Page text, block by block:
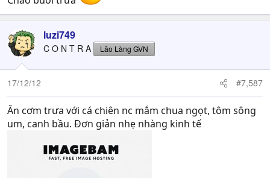
luzi749
C O N T R A Lão Làng GVN
17/12/12 #7,587
Ăn cơm trưa với cá chiên nc mắm chua ngọt, tôm sông
um, canh bầu. Đơn giản nhẹ nhàng kinh tế